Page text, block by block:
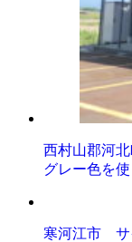
西村山郡河
グレー色を
寒河江市 サ